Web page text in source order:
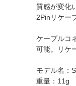
質感が変化
2Pinリケー
ケーブルコ
可能。リケ
モデル名：
重量：11g